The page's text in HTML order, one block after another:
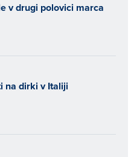
v drugi polovici marca
na dirki v Italiji